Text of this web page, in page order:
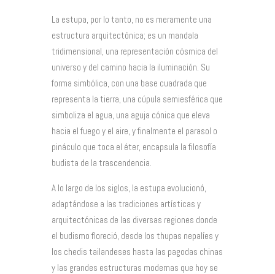
La estupa, por lo tanto, no es meramente una
estructura arquitectónica; es un mandala
tridimensional, una representación cósmica del
universo y del camino hacia la iluminación. Su
forma simbólica, con una base cuadrada que
representa la tierra, una cúpula semiesférica que
simboliza el agua, una aguja cónica que eleva
hacia el fuego y el aire, y finalmente el parasol o
pináculo que toca el éter, encapsula la filosofía
budista de la trascendencia.
A lo largo de los siglos, la estupa evolucionó,
adaptándose a las tradiciones artísticas y
arquitectónicas de las diversas regiones donde
el budismo floreció, desde los thupas nepalíes y
los chedis tailandeses hasta las pagodas chinas
y las grandes estructuras modernas que hoy se